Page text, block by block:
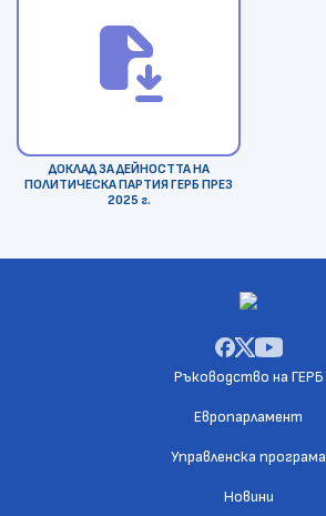
file_save
ДОКЛАД ЗА ДЕЙНОСТТА НА
ПОЛИТИЧЕСКА ПАРТИЯ ГЕРБ ПРЕЗ
2025 г.
Ръководство на ГЕРБ
Европарламент
Управленска програма
Новини